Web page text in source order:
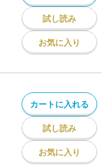
試し読み
お気に入り
カートに入れる
試し読み
お気に入り